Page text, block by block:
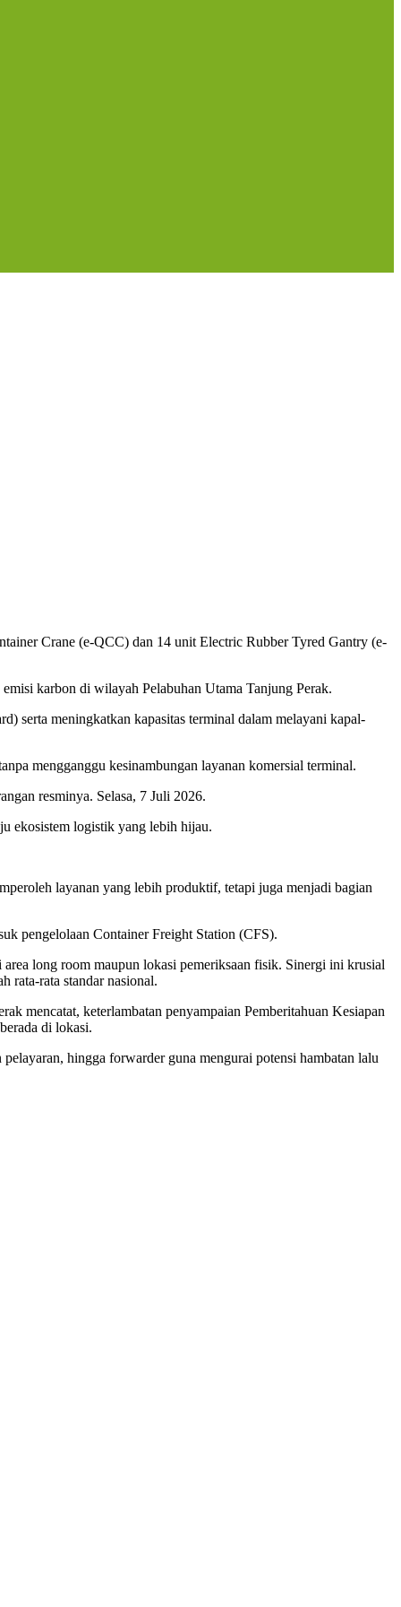
Crane (e-QCC) dan 14 unit Electric Rubber Tyred Gantry (e-
karbon di wilayah Pelabuhan Utama Tanjung Perak.
serta meningkatkan kapasitas terminal dalam melayani kapal-
mengganggu kesinambungan layanan komersial terminal.
resminya. Selasa, 7 Juli 2026.
ekosistem logistik yang lebih hijau.
layanan yang lebih produktif, tetapi juga menjadi bagian
pengelolaan Container Freight Station (CFS).
long room maupun lokasi pemeriksaan fisik. Sinergi ini krusial
rata-rata standar nasional.
mencatat, keterlambatan penyampaian Pemberitahuan Kesiapan
di lokasi.
hingga forwarder guna mengurai potensi hambatan lalu